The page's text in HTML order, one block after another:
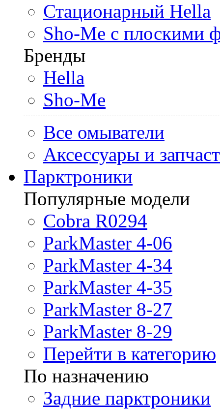
Стационарный Hella
Sho-Me с плоскими
Бренды
Hella
Sho-Me
Все омыватели
Аксессуары и
Парктроники
Популярные модели
Cobra R0294
ParkMaster 4-06
ParkMaster 4-34
ParkMaster 4-35
ParkMaster 8-27
ParkMaster 8-29
Перейти в категорию
По назначению
Задние парктроники